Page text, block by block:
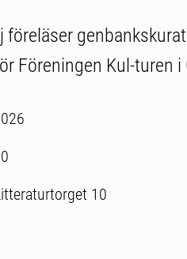
föreläser
Föreningen Kul-turen i
10